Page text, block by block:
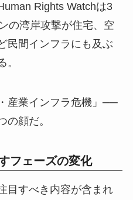
Rights Watchは3
の湾岸攻撃が住宅、空
民間インフラにも及ぶ
。
産業インフラ危機」──
の顔だ。
フェーズの変化
目すべき内容が含まれ